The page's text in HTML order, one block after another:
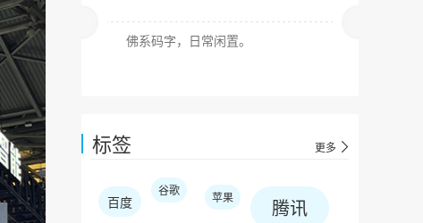
佛系码字，日常闲置。
标签 更多
百度
谷歌 苹果 腾讯